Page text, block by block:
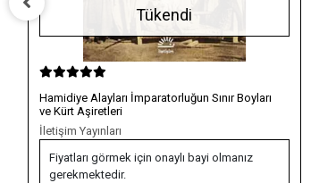
Tükendi
Hamidiye Alayları İmparatorluğun Sınır Boyları
ve Kürt Aşiretleri
İletişim Yayınları
Fiyatları görmek için onaylı bayi olmanız
gerekmektedir.